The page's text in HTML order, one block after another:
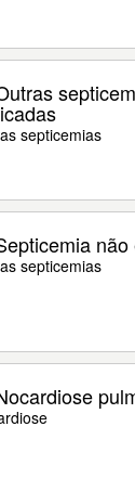
septicemias
septicemias